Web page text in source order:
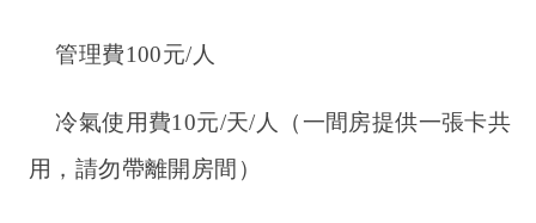
管理費100元/人
冷氣使用費10元/天/人（一間房提供一張卡共
用，請勿帶離開房間）